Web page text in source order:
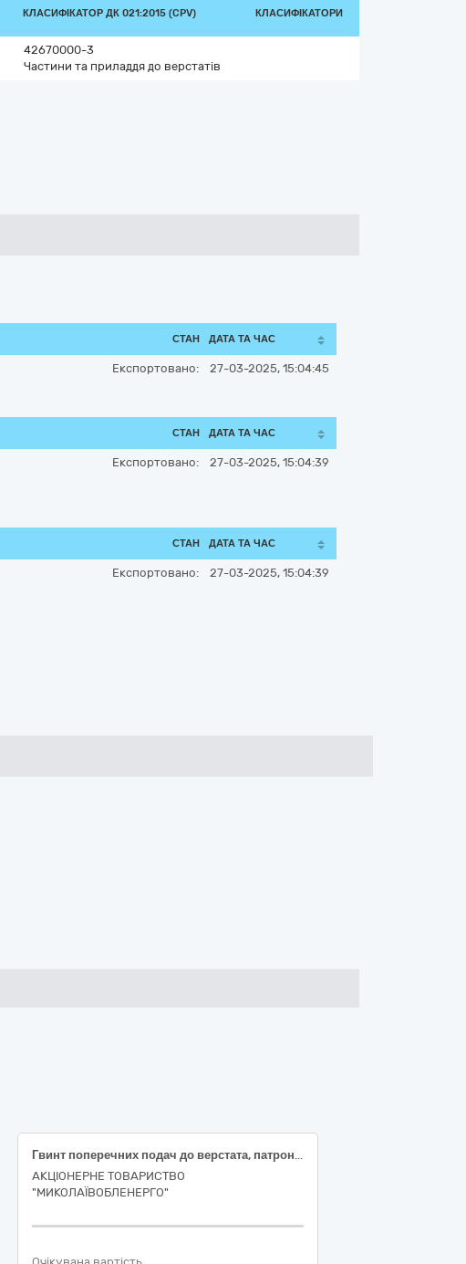
КЛАСИФІКАТОР ДК 021:2015 (CPV) КЛАСИФІКАТОРИ
42670000-3
Частини та приладдя до верстатів
СТАН ДАТА ТА ЧАС
Експортовано: 27-03-2025, 15:04:45
СТАН ДАТА ТА ЧАС
Експортовано: 27-03-2025, 15:04:39
СТАН ДАТА ТА ЧАС
Експортовано: 27-03-2025, 15:04:39
Гвинт поперечних подач до верстата, патрон токарний
АКЦІОНЕРНЕ ТОВАРИСТВО
"МИКОЛАЇВОБЛЕНЕРГО"